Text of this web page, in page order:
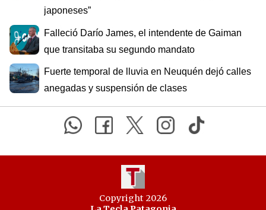
japoneses”
Falleció Darío James, el intendente de Gaiman
que transitaba su segundo mandato
Fuerte temporal de lluvia en Neuquén dejó calles
anegadas y suspensión de clases
Copyright 2026